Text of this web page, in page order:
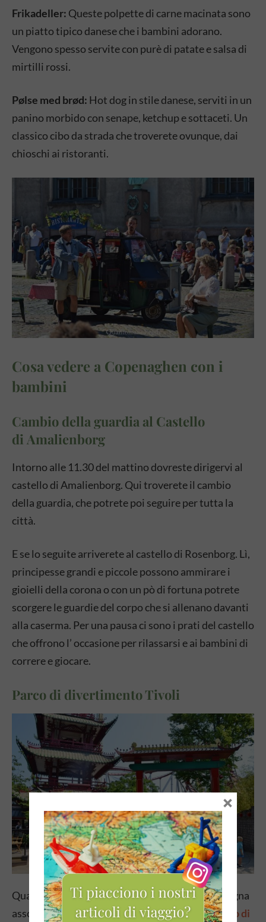
Frikadeller: Queste polpette di carne macinata sono
un piatto tipico danese che i bambini adorano.
Vengono spesso servite con purè di patate e salsa di
mirtilli rossi.
Pølse med brød: Hot dog in stile danese, serviti in un
panino morbido con senape, ketchup e sottaceti. Un
classico cibo da strada che troverete ovunque, dai
chioschi ai ristoranti.
Cosa vedere a Copenaghen con i
bambini
Cambio della guardia al Castello
di Amalienborg
Intorno alle 11.30 del mattino dovreste dirigervi al
castello di Amalienborg. Qui troverete il cambio
della guardia, che potrete poi seguire per tutta la
città.
E se lo seguite arriverete al castello di Rosenborg. Lì,
principesse grandi e piccole possono ammirare i
gioielli della corona o con un pò di fortuna potrete
scorgere le guardie del corpo che si allenano davanti
alla caserma. Per una pausa ci sono i prati del castello
che offrono l’ occasione per rilassarsi e ai bambini di
correre e giocare.
Parco di divertimento Tivoli
Quando si visita Copenaghen con i bambini, bisogna
assolutamente trascorrere una giornata nelparco di
×